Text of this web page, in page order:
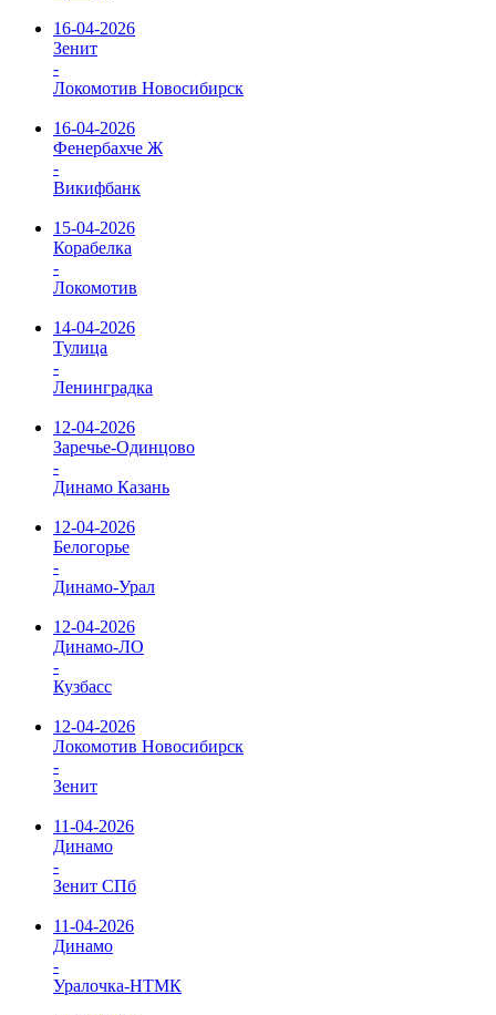
16-04-2026
Зенит
-
Локомотив Новосибирск
16-04-2026
Фенербахче Ж
-
Викифбанк
15-04-2026
Корабелка
-
Локомотив
14-04-2026
Тулица
-
Ленинградка
12-04-2026
Заречье-Одинцово
-
Динамо Казань
12-04-2026
Белогорье
-
Динамо-Урал
12-04-2026
Динамо-ЛО
-
Кузбасс
12-04-2026
Локомотив Новосибирск
-
Зенит
11-04-2026
Динамо
-
Зенит СПб
11-04-2026
Динамо
-
Уралочка-НТМК